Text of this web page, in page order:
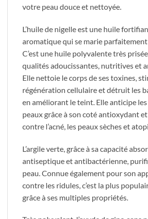
votre peau douce et nettoyée.
L’huile de nigelle est une huile
aromatique qui se marie
C’est une huile polyvalente très
qualités adoucissantes, nutritives et
Elle nettoie le corps de ses toxines,
régénération cellulaire et détruit les
en améliorant le teint. Elle anticipe
peaux grâce à son coté antioxydant
contre l’acné, les peaux sèches et
L’argile verte, grâce à sa capacité
antiseptique et antibactérienne,
peau. Connue également pour son
contre les ridules, c’est la plus
grâce à ses multiples propriétés.